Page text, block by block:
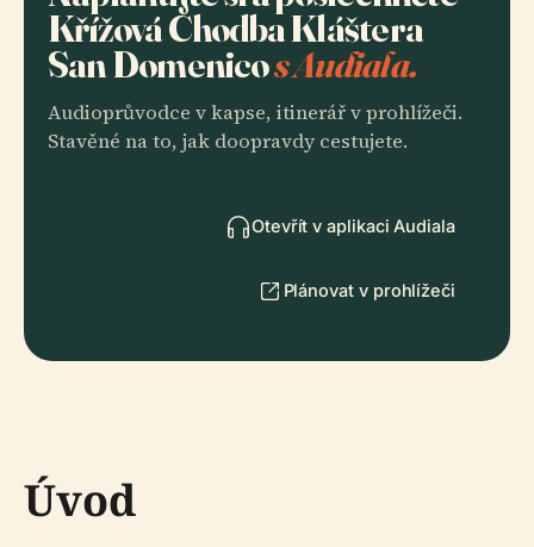
Křížová Chodba Kláštera
San Domenicos Audiala.
Audioprůvodce v kapse, itinerář v prohlížeči.
Stavěné na to, jak doopravdy cestujete.
Otevřít v aplikaci Audiala
Plánovat v prohlížeči
Úvod